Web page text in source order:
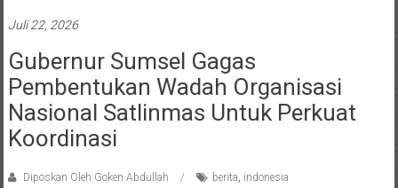
Juli 22, 2026
Gubernur Sumsel Gagas
Pembentukan Wadah Organisasi
Nasional Satlinmas Untuk Perkuat
Koordinasi
Diposkan Oleh:Goken Abdullah berita, indonesia